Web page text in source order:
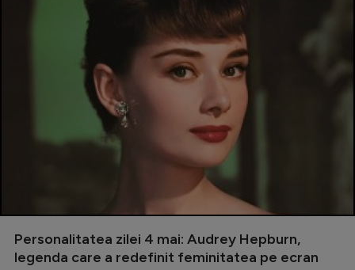
Personalitatea zilei 4 mai: Audrey Hepburn,
legenda care a redefinit feminitatea pe ecran